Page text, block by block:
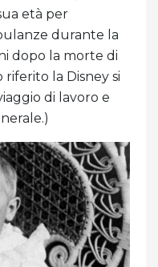
età per
durante la
dopo la morte di
la Disney si
di lavoro e